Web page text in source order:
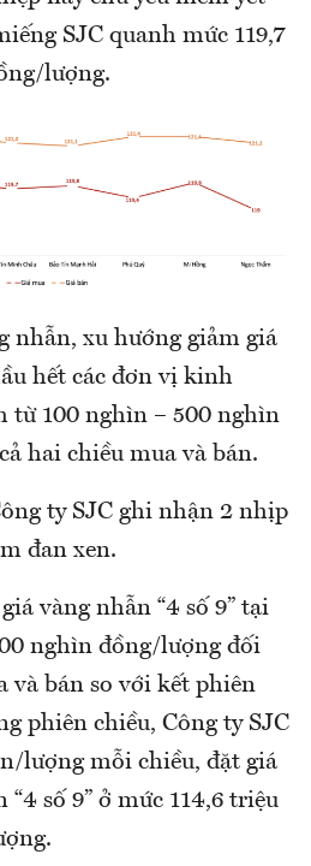
SJC quanh mức 119,7
lượng.
nhẫn, xu hướng giảm giá
hết các đơn vị kinh
từ 100 nghìn – 500 nghìn
hai chiều mua và bán.
ty SJC ghi nhận 2 nhịp
đan xen.
vàng nhẫn “4 số 9” tại
nghìn đồng/lượng đối
và bán so với kết phiên
phiên chiều, Công ty SJC
lượng mỗi chiều, đặt giá
số 9” ở mức 114,6 triệu